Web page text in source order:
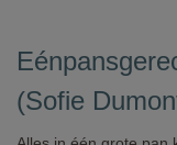
(Sofie